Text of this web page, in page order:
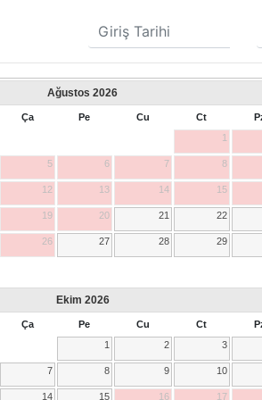
Ağustos 2026
Ça Pe Cu Ct
1
5 6 7 8
12 13 14 15
19 20 21 22
26 27 28 29
Ekim 2026
Ça Pe Cu Ct
1
2 3
7 8 9 10
14 15 16 17